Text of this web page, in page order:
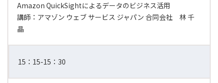
Amazon QuickSightによるデータのビジネス活用
講師：アマゾン ウェブ サービス ジャパン 合同会社 林 千
晶
15：15-15：30